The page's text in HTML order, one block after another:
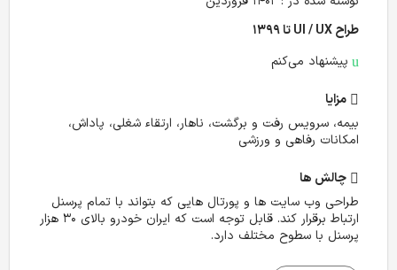
طراح UI / UX تا ۱۳۹۹
پیشنهاد می‌کنم
مزایا
بیمه، سرویس رفت و برگشت، ناهار، ارتقاء شغلی، پاداش،
امکانات رفاهی و ورزشی
چالش‌ ها
طراحی وب سایت ها و پورتال هایی که بتواند با تمام پرسنل
ارتباط برقرار کند. قابل توجه است که ایران خودرو بالای 30 هزار
پرسنل با سطوح مختلف دارد.